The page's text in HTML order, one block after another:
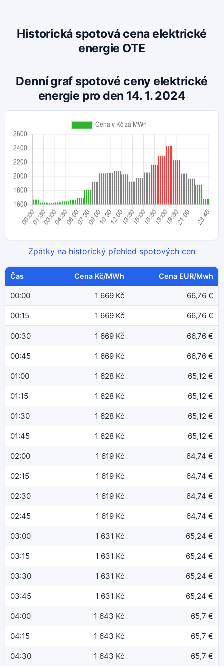
Historická spotová cena elektrické
energie OTE
Denní graf spotové ceny elektrické
energie pro den 14. 1. 2024
Zpátky na historický přehled spotových cen
Čas Cena Kč/MWh Cena EUR/Mwh
00:00 1 669 Kč 66,76 €
00:15 1 669 Kč 66,76 €
00:30 1 669 Kč 66,76 €
00:45 1 669 Kč 66,76 €
01:00 1 628 Kč 65,12 €
01:15 1 628 Kč 65,12 €
01:30 1 628 Kč 65,12 €
01:45 1 628 Kč 65,12 €
02:00 1 619 Kč 64,74 €
02:15 1 619 Kč 64,74 €
02:30 1 619 Kč 64,74 €
02:45 1 619 Kč 64,74 €
03:00 1 631 Kč 65,24 €
03:15 1 631 Kč 65,24 €
03:30 1 631 Kč 65,24 €
03:45 1 631 Kč 65,24 €
04:00 1 643 Kč 65,7 €
04:15 1 643 Kč 65,7 €
04:30 1 643 Kč 65,7 €